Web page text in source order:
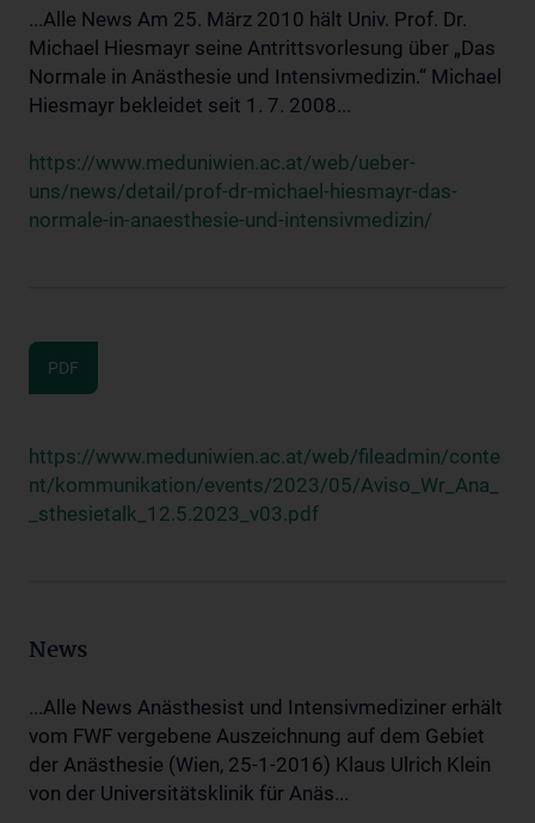
...Alle News Am 25. März 2010 hält Univ. Prof. Dr.
Michael Hiesmayr seine Antrittsvorlesung über „Das
Normale in Anästhesie und Intensivmedizin.“ Michael
Hiesmayr bekleidet seit 1. 7. 2008...
https://www.meduniwien.ac.at/web/ueber-
uns/news/detail/prof-dr-michael-hiesmayr-das-
normale-in-anaesthesie-und-intensivmedizin/
PDF
https://www.meduniwien.ac.at/web/fileadmin/conte
nt/kommunikation/events/2023/05/Aviso_Wr_Ana_
_sthesietalk_12.5.2023_v03.pdf
News
...Alle News Anästhesist und Intensivmediziner erhält
vom FWF vergebene Auszeichnung auf dem Gebiet
der Anästhesie (Wien, 25-1-2016) Klaus Ulrich Klein
von der Universitätsklinik für Anäs...